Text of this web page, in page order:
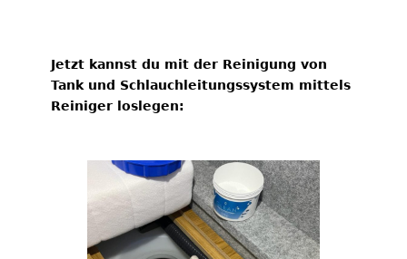
Jetzt kannst du mit der Reinigung von
Tank und Schlauchleitungssystem mittels
Reiniger loslegen: